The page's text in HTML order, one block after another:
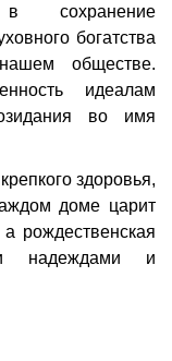
сохранение
богатства
обществе.
идеалам
во имя
здоровья,
доме царит
рождественская
надеждами и